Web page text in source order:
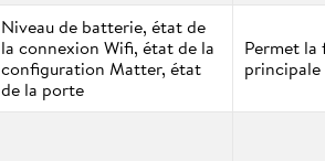
Niveau de batterie, état de
la connexion Wifi, état de la
configuration Matter, état
de la porte
Permet
principale